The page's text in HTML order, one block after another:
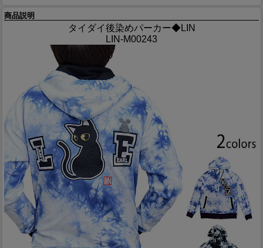
商品説明
タイダイ後染めパーカー◆LIN
LIN-M00243